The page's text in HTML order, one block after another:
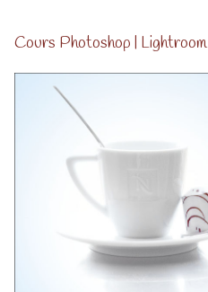
Cours Photoshop | Lightroom